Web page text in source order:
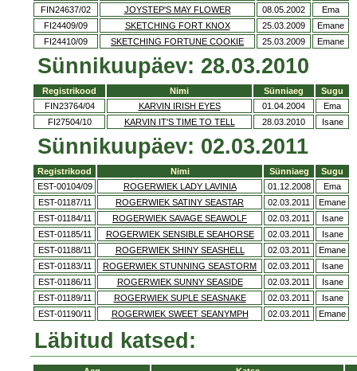
FIN24637/02
JOYSTEP'S MAY FLOWER 08.05.2002
Ema
FI24409/09
SKETCHING FORT KNOX 25.03.2009
Emane
FI24410/09
SKETCHING FORTUNE COOKIE 25.03.2009 Emane
Sünnikuupäev: 28.03.2010
Registrikood Nimi Sünniaeg
Sugu
FIN23764/04
KARVIN IRISH EYES 01.04.2004
Ema
FI27504/10
KARVIN IT'S TIME TO TELL 28.03.2010 Isane
Sünnikuupäev: 02.03.2011
Registrikood Nimi Sünniaeg
Sugu
EST-00104/09
ROGERWIEK LADY LAVINIA 01.12.2008
Ema
EST-01187/11
ROGERWIEK SATINY SEASTAR 02.03.2011
Emane
EST-01184/11
ROGERWIEK SAVAGE SEAWOLF 02.03.2011
Isane
EST-01185/11
ROGERWIEK SENSIBLE SEAHORSE 02.03.2011
Isane
EST-01188/11
ROGERWIEK SHINY SEASHELL 02.03.2011
Emane
EST-01183/11
ROGERWIEK STUNNING SEASTORM 02.03.2011
Isane
EST-01186/11
ROGERWIEK SUNNY SEASIDE 02.03.2011
Isane
EST-01189/11
ROGERWIEK SUPLE SEASNAKE 02.03.2011
Isane
EST-01190/11
ROGERWIEK SWEET SEANYMPH 02.03.2011 Emane
Läbitud katsed: